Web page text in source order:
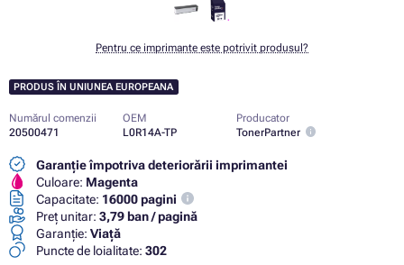
Pentru ce imprimante este potrivit produsul?
PRODUS ÎN UNIUNEA EUROPEANA
Numărul comenzii
20500471
OEM
L0R14A-TP
Producator
TonerPartner
Garanție împotriva deteriorării imprimantei
Culoare: Magenta
Capacitate: 16000 pagini
Preț unitar: 3,79 ban / pagină
Garanţie: Viaţă
Puncte de loialitate: 302